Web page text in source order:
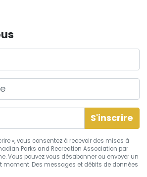
», vous consentez à recevoir des mises à
Parks and Recreation Association par
Vous pouvez vous désabonner ou envoyer un
moment. Des messages et débits de données